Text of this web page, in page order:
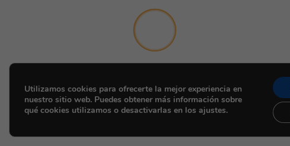
Utilizamos cookies para ofrecerte la mejor experiencia en
nuestro sitio web. Puedes obtener más información sobre
qué cookies utilizamos o desactivarlas en los ajustes.